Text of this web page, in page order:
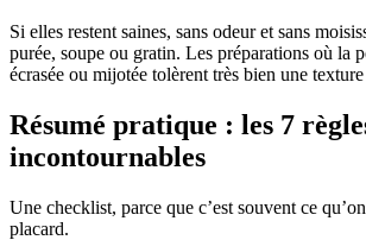
Si elles restent saines, sans odeur et sans
purée, soupe ou gratin. Les préparations où la
écrasée ou mijotée tolèrent très bien une
Résumé pratique : les 7
incontournables
Une checklist, parce que c’est souvent ce
placard.